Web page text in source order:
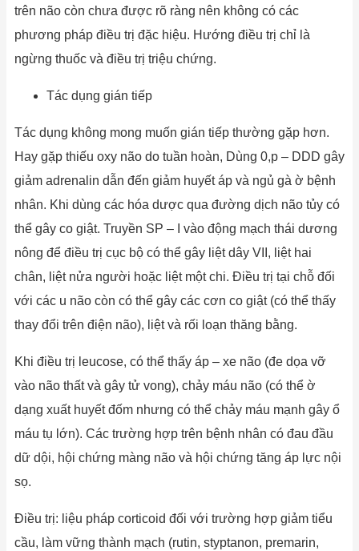
trên não còn chưa được rõ ràng nên không có các
phương pháp điều trị đặc hiệu. Hướng điều trị chỉ là
ngừng thuốc và điều trị triệu chứng.
Tác dụng gián tiếp
Tác dụng không mong muốn gián tiếp thường gặp hơn.
Hay gặp thiếu oxy não do tuần hoàn, Dùng 0,p – DDD gây
giảm adrenalin dẫn đến giảm huyết áp và ngủ gà ờ bệnh
nhân. Khi dùng các hóa dược qua đường dịch não tủy có
thể gây co giật. Truyền SP – I vào động mạch thái dương
nông để điều trị cục bộ có thể gây liệt dây VII, liệt hai
chân, liệt nửa người hoặc liệt một chi. Điều trị tại chỗ đối
với các u não còn có thể gây các cơn co giật (có thể thấy
thay đổi trên điện não), liệt và rối loạn thăng bằng.
Khi điều trị leucose, có thể thấy áp – xe não (đe dọa vỡ
vào não thất và gây tử vong), chảy máu não (có thể ờ
dạng xuất huyết đốm nhưng có thể chảy máu mạnh gây ổ
máu tụ lớn). Các trường hợp trên bệnh nhân có đau đầu
dữ dội, hội chứng màng não và hội chứng tăng áp lực nội
sọ.
Điều trị: liệu pháp corticoid đối với trường hợp giảm tiểu
cầu, làm vững thành mạch (rutin, styptanon, premarin,